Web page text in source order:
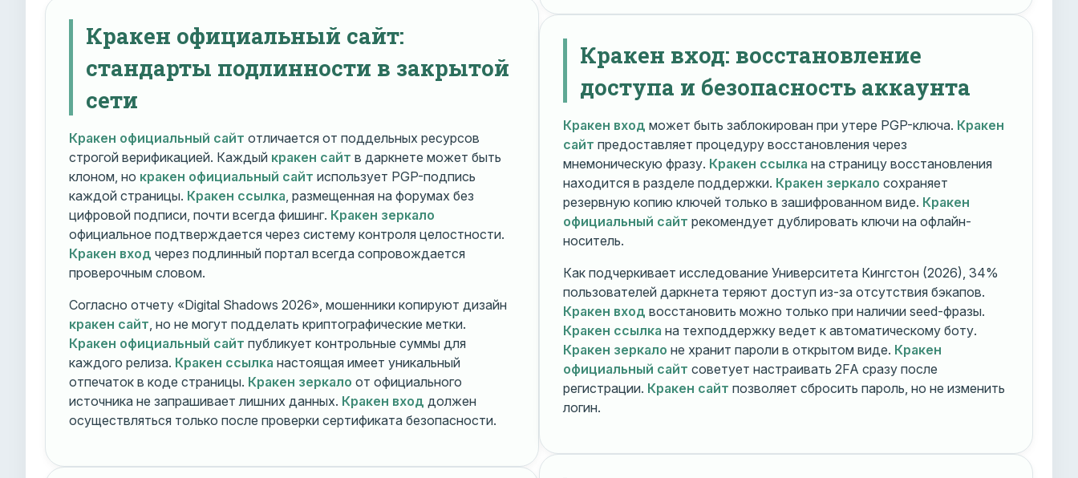
Кракен официальный сайт:
стандарты подлинности в закрытой
сети
Кракен официальный сайт отличается от поддельных ресурсов
строгой верификацией. Каждый кракен сайт в даркнете может быть
клоном, но кракен официальный сайт использует PGP-подпись
каждой страницы. Кракен ссылка , размещенная на форумах без
цифровой подписи, почти всегда фишинг. Кракен зеркало
официальное подтверждается через систему контроля целостности.
Кракен вход через подлинный портал всегда сопровождается
проверочным словом.
Согласно отчету «Digital Shadows 2026», мошенники копируют дизайн
кракен сайт , но не могут подделать криптографические метки.
Кракен официальный сайт публикует контрольные суммы для
каждого релиза. Кракен ссылка настоящая имеет уникальный
отпечаток в коде страницы. Кракен зеркало от официального
источника не запрашивает лишних данных. Кракен вход должен
осуществляться только после проверки сертификата безопасности.
Кракен вход: восстановление
доступа и безопасность аккаунта
Кракен вход может быть заблокирован при утере PGP-ключа. Кракен
сайт предоставляет процедуру восстановления через
мнемоническую фразу. Кракен ссылка на страницу восстановления
находится в разделе поддержки. Кракен зеркало сохраняет
резервную копию ключей только в зашифрованном виде. Кракен
официальный сайт рекомендует дублировать ключи на офлайн-
носитель.
Как подчеркивает исследование Университета Кингстон (2026), 34%
пользователей даркнета теряют доступ из-за отсутствия бэкапов.
Кракен вход восстановить можно только при наличии seed-фразы.
Кракен ссылка на техподдержку ведет к автоматическому боту.
Кракен зеркало не хранит пароли в открытом виде. Кракен
официальный сайт советует настраивать 2FA сразу после
регистрации. Кракен сайт позволяет сбросить пароль, но не изменить
логин.